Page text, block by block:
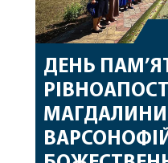
ДЕНЬ